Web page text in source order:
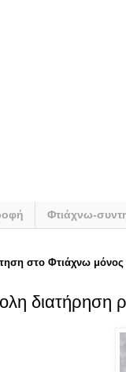
Φτιάχνω-
στο Φτιάχνω μόνος
διατήρηση